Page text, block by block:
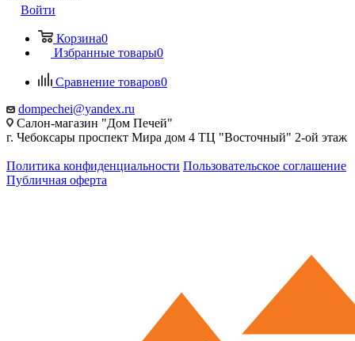
Войти
Корзина0
Избранные товары0
Сравнение товаров0
dompechei@yandex.ru
Салон-магазин "Дом Печей"
г. Чебоксары проспект Мира дом 4 ТЦ "Восточный" 2-ой этаж
Политика конфиденциальности Пользовательское соглашение
Публичная оферта